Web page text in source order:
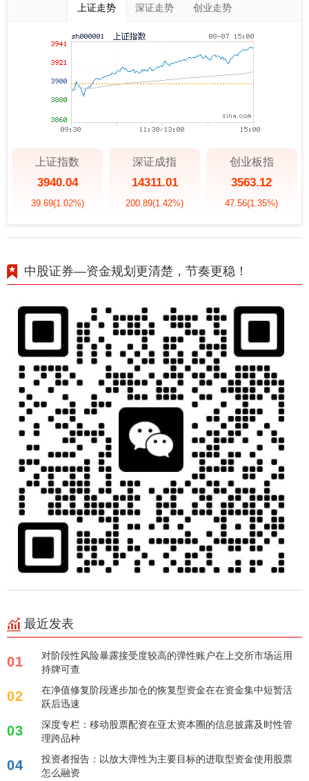
上证走势 深证走势 创业走势
上证指数
3940.04
39.69(1.02%)
深证成指
14311.01
200.89(1.42%)
创业板指
3563.12
47.56(1.35%)
中股证券—资金规划更清楚，节奏更稳！
最近发表
01
对阶段性风险暴露接受度较高的弹性账户在上交所市场运用
持牌可查
02
在净值修复阶段逐步加仓的恢复型资金在在资金集中短暂活
跃后迅速
03
深度专栏：移动股票配资在亚太资本圈的信息披露及时性管
理跨品种
04
投资者报告：以放大弹性为主要目标的进取型资金使用股票
怎么融资